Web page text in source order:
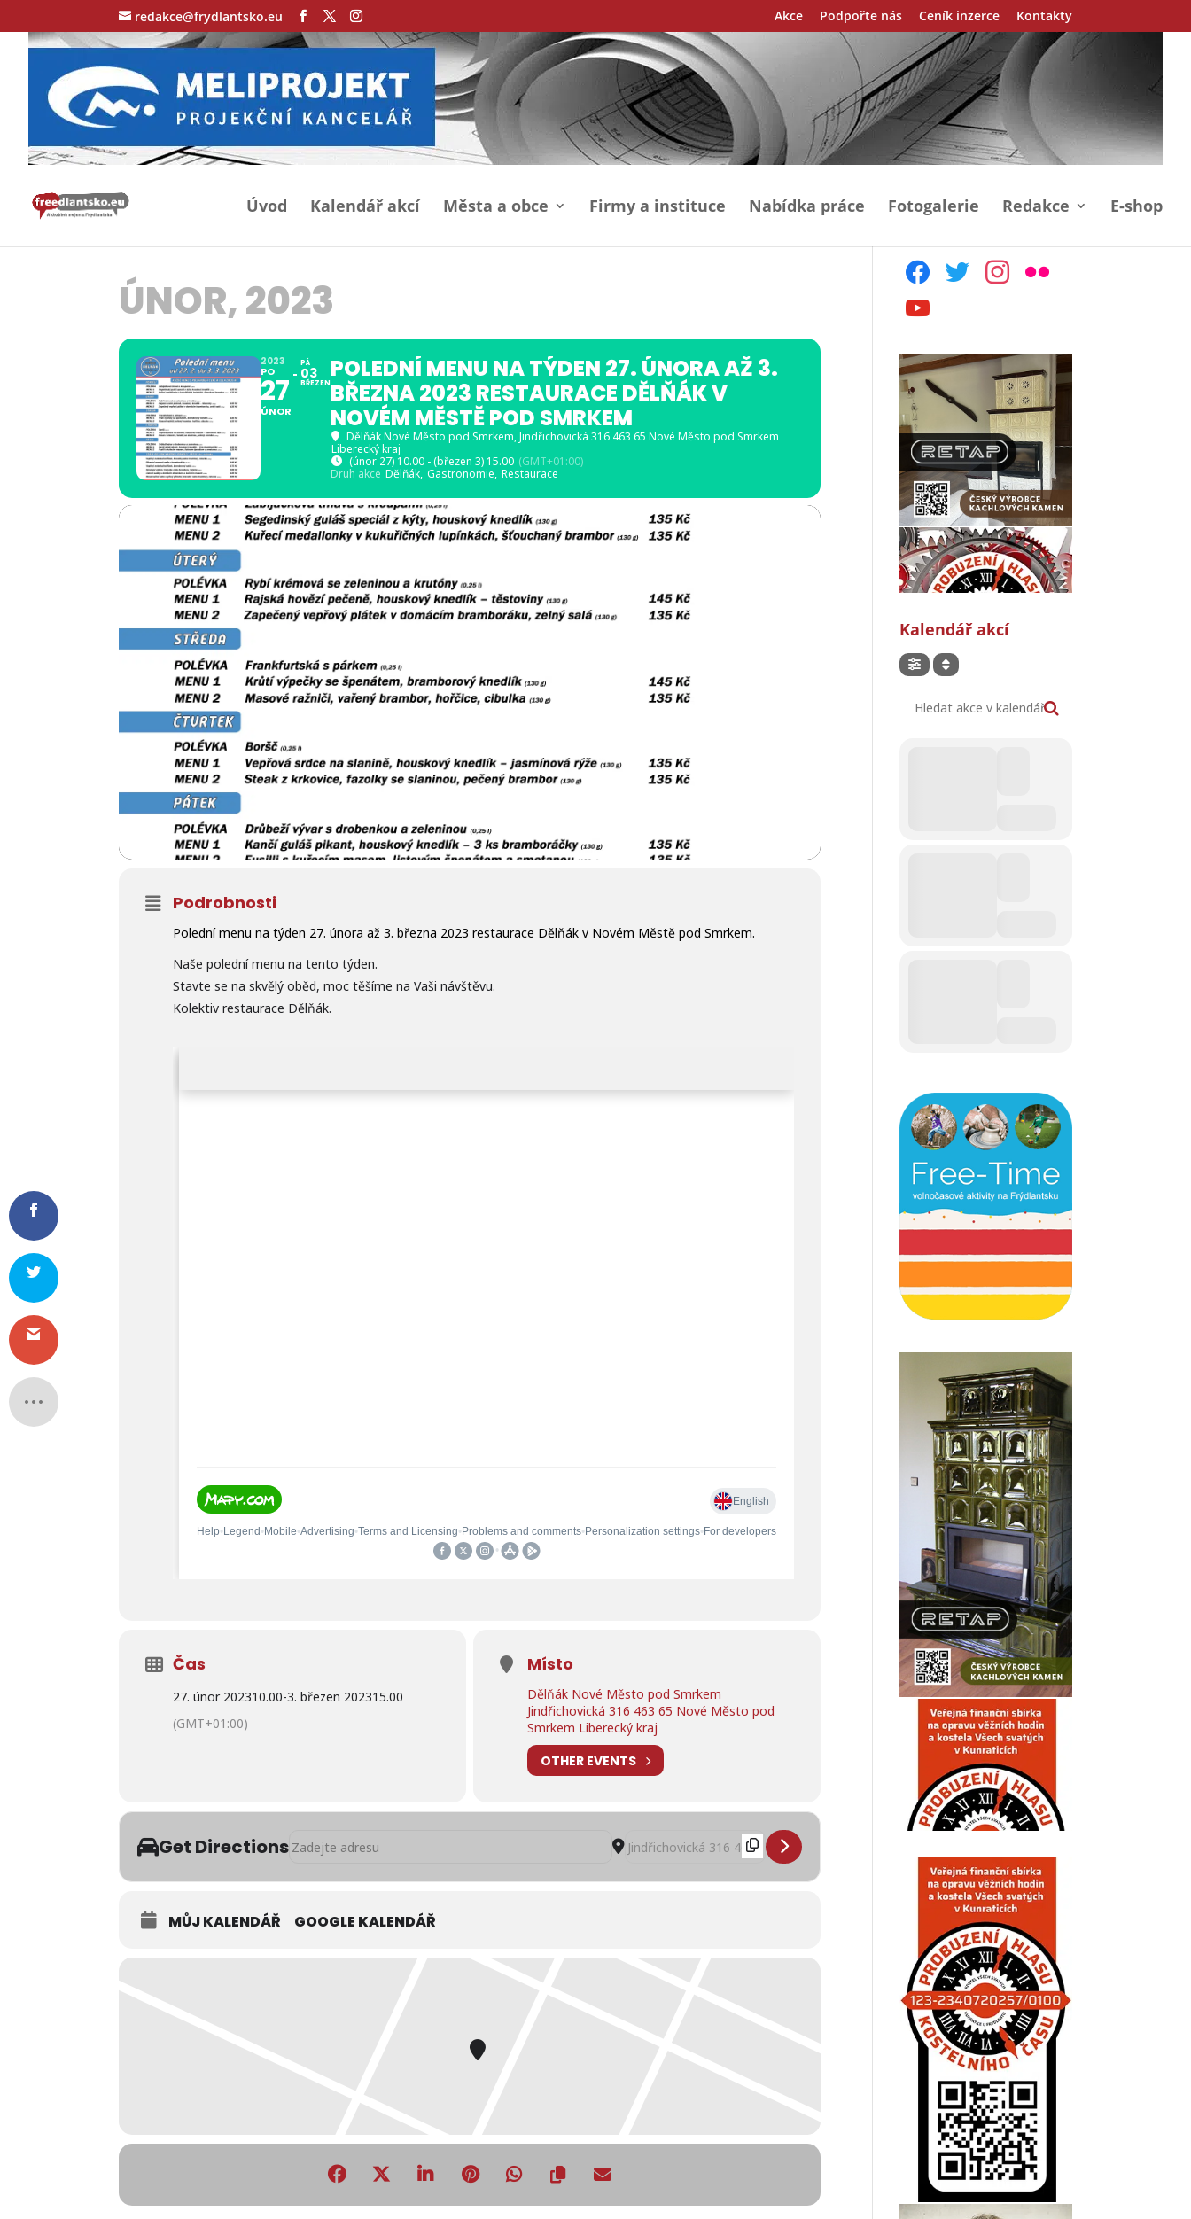
redakce@frydlantsko.eu Akce Podpořte nás Ceník inzerce Kontakty
Úvod Kalendář akcí Města a obce Firmy a instituce Nabídka práce Fotogalerie Redakce E-shop
ÚNOR, 2023
2023
PO
27
ÚNOR
PÁ
03
BŘEZEN
POLEDNÍ MENU NA TÝDEN 27. ÚNORA AŽ 3.
BŘEZNA 2023 RESTAURACE DĚLŇÁK V
NOVÉM MĚSTĚ POD SMRKEM
Dělňák Nové Město pod Smrkem, Jindřichovická 316 463 65 Nové Město pod Smrkem
Liberecký kraj
(únor 27) 10.00 - (březen 3) 15.00 (GMT+01:00)
Druh akce Dělňák, Gastronomie, Restaurace
Podrobnosti
Polední menu na týden 27. února až 3. března 2023 restaurace Dělňák v Novém Městě pod Smrkem.
Naše polední menu na tento týden.
Stavte se na skvělý oběd, moc těšíme na Vaši návštěvu.
Kolektiv restaurace Dělňák.
Čas
27. únor 202310.00-3. březen 202315.00
(GMT+01:00)
Místo
Dělňák Nové Město pod Smrkem
Jindřichovická 316 463 65 Nové Město pod
Smrkem Liberecký kraj
OTHER EVENTS
Get Directions Address - Polední menu na týden 27. února až 3. března 2023 restaurace Dělňák v Novém Městě pod Smrkem []
Destination Address - Polední menu na týden 27. února až 3. března 2023 restaurace Dělňák v
MŮJ KALENDÁŘ GOOGLE KALENDÁŘ
facebooktwitter instagram
flickr
youtube
Kalendář akcí